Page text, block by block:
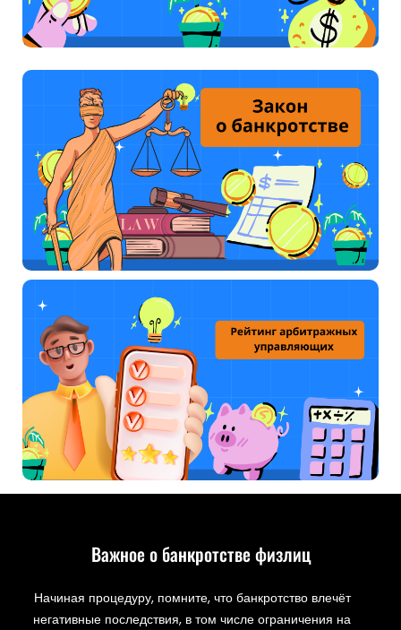
Важное о банкротстве физлиц
Начиная процедуру, помните, что банкротство влечёт
негативные последствия, в том числе ограничения на